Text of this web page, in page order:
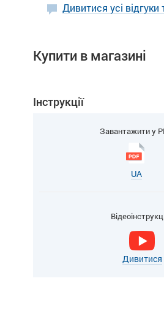
Дивитися усі відгуки
Купити в магазині
Інструкції
Завантажити у
UA
Дивитися